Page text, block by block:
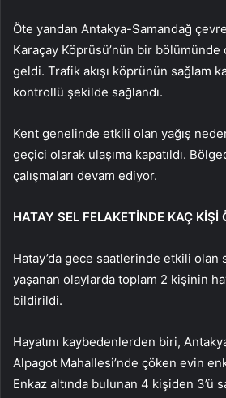
Öte yandan Antakya-Samandağ
Karaçay Köprüsü’nün bir bölümünde
geldi. Trafik akışı köprünün sağlam
kontrollü şekilde sağlandı.
Kent genelinde etkili olan yağış
geçici olarak ulaşıma kapatıldı.
çalışmaları devam ediyor.
HATAY SEL FELAKETİNDE KAÇ KİŞİ
Hatay’da gece saatlerinde etkili olan
yaşanan olaylarda toplam 2 kişinin
bildirildi.
Hayatını kaybedenlerden biri,
Alpagot Mahallesi’nde çöken evin
Enkaz altında bulunan 4 kişiden 3’ü